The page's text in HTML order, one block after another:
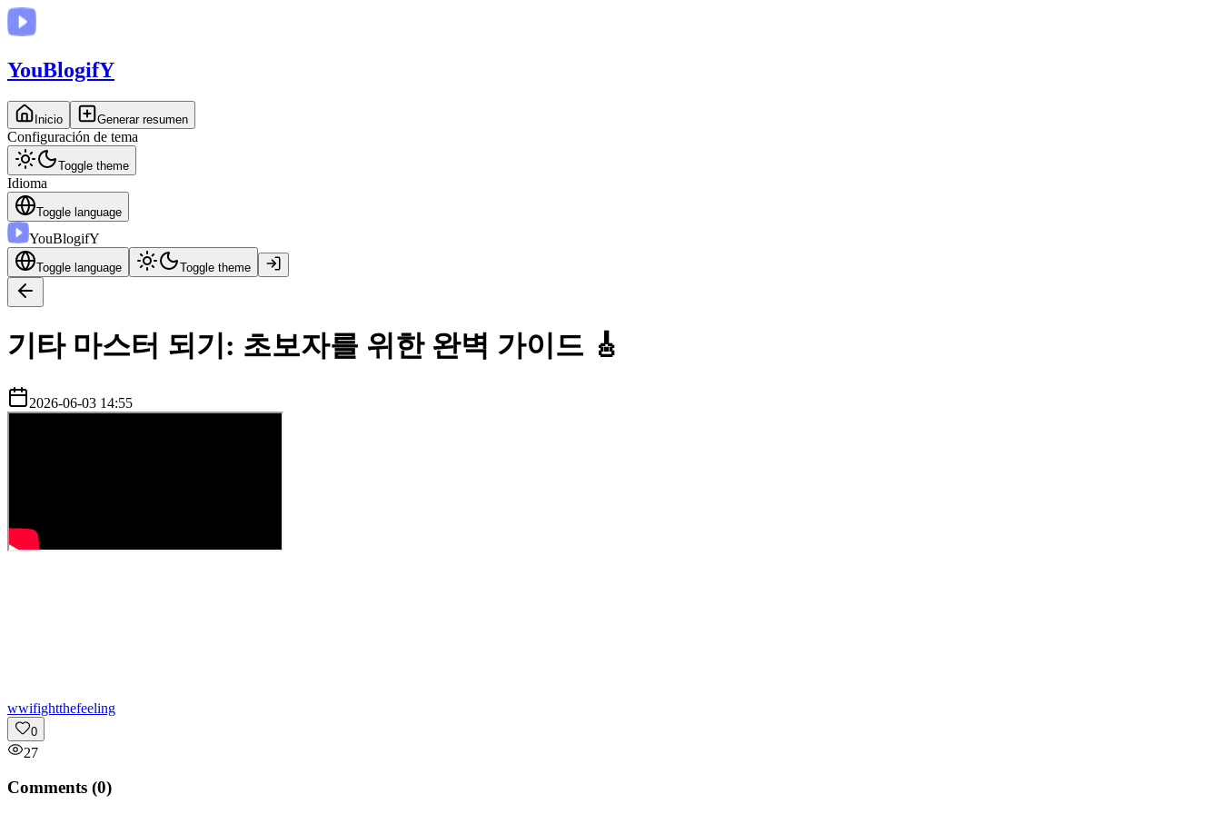
YouBlogifY
Inicio Generar resumen
Configuración de tema
Toggle theme
Idioma
Toggle language
YouBlogifY
Toggle language Toggle theme
기타 마스터 되기: 초보자를 위한 완벽 가이드 🎸
2026-06-03 14:55
wwifightthefeeling
0
27
Comments (0)